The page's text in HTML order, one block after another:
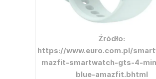
Źródło:
https://www.euro.com.pl/
mazfit-smartwatch-gts-4-
blue-amazfit.bhtml